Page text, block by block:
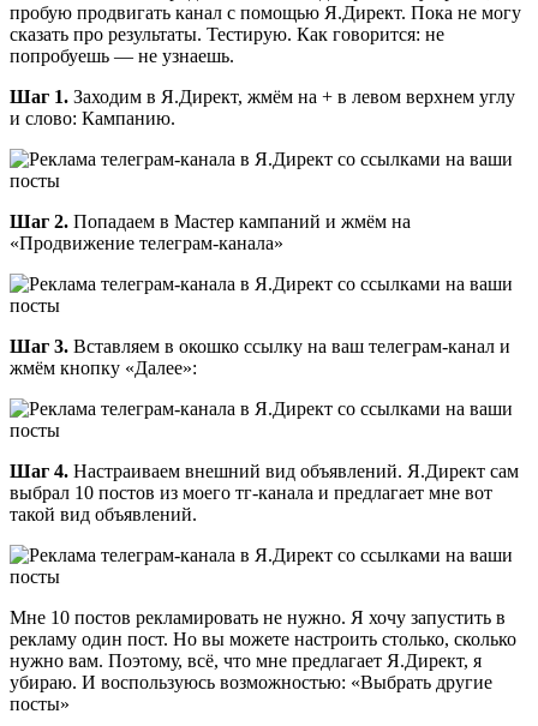
пробую продвигать канал с помощью Я.Директ. Пока не могу
сказать про результаты. Тестирую. Как говорится: не
попробуешь — не узнаешь.
Шаг 1. Заходим в Я.Директ, жмём на + в левом верхнем углу
и слово: Кампанию.
Шаг 2. Попадаем в Мастер кампаний и жмём на
«Продвижение телеграм-канала»
Шаг 3. Вставляем в окошко ссылку на ваш телеграм-канал и
жмём кнопку «Далее»:
Шаг 4. Настраиваем внешний вид объявлений. Я.Директ сам
выбрал 10 постов из моего тг-канала и предлагает мне вот
такой вид объявлений.
Мне 10 постов рекламировать не нужно. Я хочу запустить в
рекламу один пост. Но вы можете настроить столько, сколько
нужно вам. Поэтому, всё, что мне предлагает Я.Директ, я
убираю. И воспользуюсь возможностью: «Выбрать другие
посты»